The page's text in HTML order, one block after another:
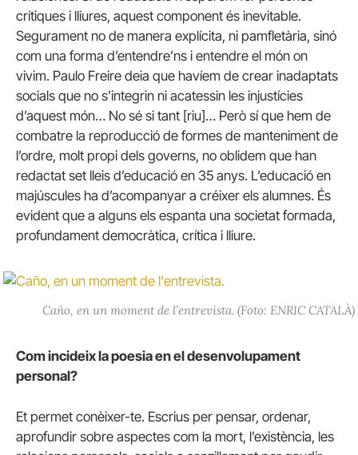
crítiques i lliures, aquest component és inevitable.
Segurament no de manera explícita, ni pamfletària, sinó
com una forma d’entendre’ns i entendre el món on
vivim. Paulo Freire deia que havíem de crear inadaptats
socials que no s’integrin ni acatessin les injustícies
d’aquest món… No sé si tant [riu]… Però sí que hem de
combatre la reproducció de formes de manteniment de
l’ordre, molt propi dels governs, no oblidem que han
redactat set lleis d’educació en 35 anys. L’educació en
majúscules ha d’acompanyar a créixer els alumnes. És
evident que a alguns els espanta una societat formada,
profundament democràtica, crítica i lliure.
Caño, en un moment de l’entrevista. (Foto: ENRIC CATALÀ)
Com incideix la poesia en el desenvolupament
personal?
Et permet conèixer-te. Escrius per pensar, ordenar,
aprofundir sobre aspectes com la mort, l’existència, les